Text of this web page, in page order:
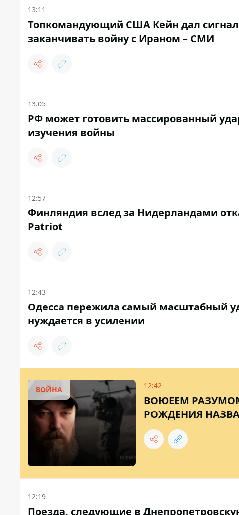
13:11
Топкомандующий США Кейн дал
заканчивать войну с Ираном – СМИ
13:05
РФ может готовить массированный
изучения войны
12:57
Финляндия вслед за Нидерландами
Patriot
12:43
Одесса пережила самый масштабный
нуждается в усилении
ВОЙНА 12:42
ВОЮЕЕМ
РОЖДЕНИЯ
12:19
Поезда, следующие в